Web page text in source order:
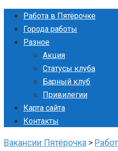
Перейти
контенту
Работа в Пятёрочке
Города работы
Разное
Акция
Статусы клуба
Барный клуб
Привилегии
Карта сайта
Контакты
Вакансии Пятёрочка >